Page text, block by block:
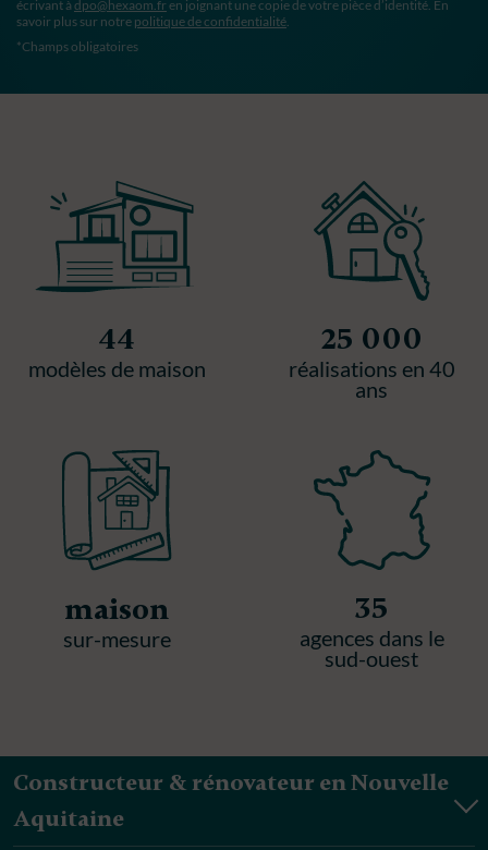
écrivant à dpo@hexaom.fr en joignant une copie de votre pièce d’identité. En
savoir plus sur notre politique de confidentialité.
*Champs obligatoires
44
modèles de maison
25 000
réalisations en 40
ans
maison
sur-mesure
35
agences dans le
sud-ouest
Constructeur & rénovateur en Nouvelle
Aquitaine